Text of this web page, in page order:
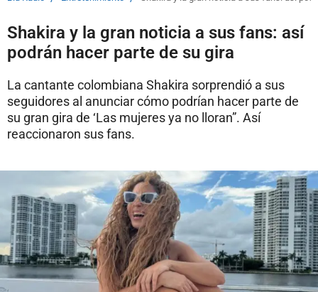
Shakira y la gran noticia a sus fans: así
podrán hacer parte de su gira
La cantante colombiana Shakira sorprendió a sus
seguidores al anunciar cómo podrían hacer parte de
su gran gira de ‘Las mujeres ya no lloran”. Así
reaccionaron sus fans.